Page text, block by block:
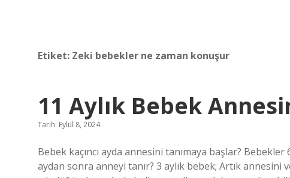
Etiket: Zeki bebekler ne zaman konuşur
11 Aylık Bebek
Tarih: Eylül 8, 2024
Bebek kaçıncı ayda annesini tanımaya başlar?
aydan sonra anneyi tanır? 3 aylık bebek; Artık annesini